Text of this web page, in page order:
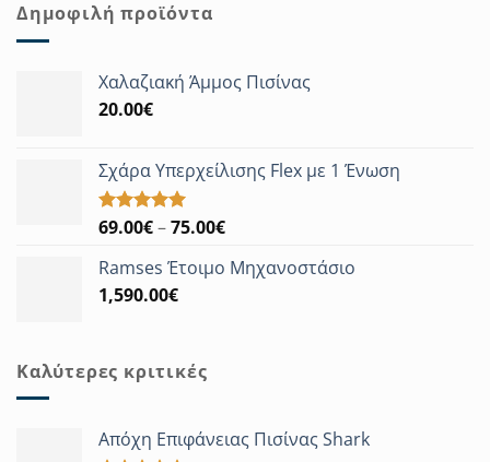
1,960.00€.
Δημοφιλή προϊόντα
Χαλαζιακή Άμμος Πισίνας
20.00€
Σχάρα Υπερχείλισης Flex με 1 Ένωση
Βαθμολογήθηκε
από 5
69.00€–75.00€Price
69.00€
Ramses Έτοιμο Μηχανοστάσιο
1,590.00€
Καλύτερες κριτικές
Απόχη Επιφάνειας Πισίνας Shark